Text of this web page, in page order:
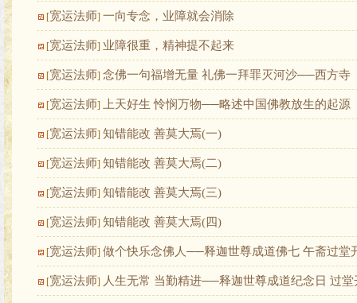
[宽运法师] 一向专念，业障就会消除
[宽运法师] 业障很重，精神提不起来
[宽运法师] 念佛一句福增无量 礼佛一拜罪灭河沙──西方
[宽运法师] 上天好生 怜悯万物──略述中国佛教放生的起源
[宽运法师] 知错能改 善莫大焉(一)
[宽运法师] 知错能改 善莫大焉(二)
[宽运法师] 知错能改 善莫大焉(三)
[宽运法师] 知错能改 善莫大焉(四)
[宽运法师] 做个快乐念佛人──释迦世尊成道佛七 午斋过堂
[宽运法师] 人生无常 当勤精进──释迦世尊成道纪念日 过堂